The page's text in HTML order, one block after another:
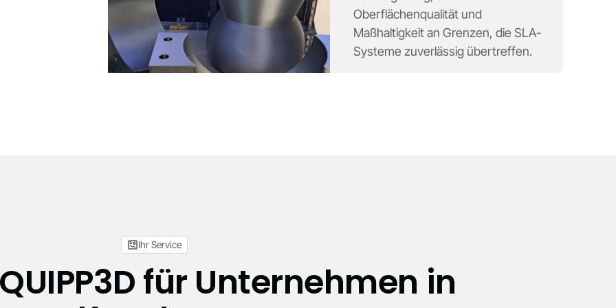
Oberflächenqualität und
Maßhaltigkeit an Grenzen, die SLA-
Systeme zuverlässig übertreffen.
Ihr Service
für Unternehmen in